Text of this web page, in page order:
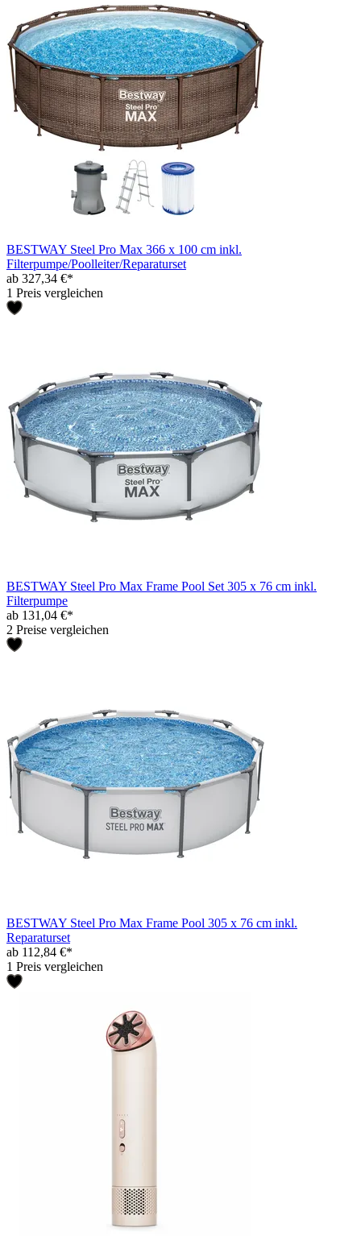
BESTWAY Steel Pro Max 366 x 100 cm inkl.
Filterpumpe/Poolleiter/Reparaturset
ab 327,34 €*
1 Preis vergleichen
BESTWAY Steel Pro Max Frame Pool Set 305 x 76 cm inkl.
Filterpumpe
ab 131,04 €*
2 Preise vergleichen
BESTWAY Steel Pro Max Frame Pool 305 x 76 cm inkl.
Reparaturset
ab 112,84 €*
1 Preis vergleichen